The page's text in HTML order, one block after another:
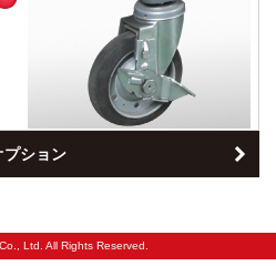
プション
Ltd. All Rights Reserved.